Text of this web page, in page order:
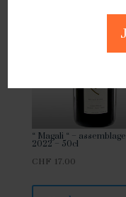
“ Magali “ –
2022 – 50cl
CHF 17.00